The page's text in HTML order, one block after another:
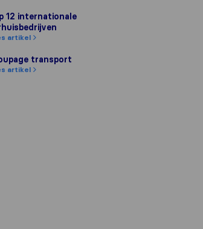
verhuisbedrijven
12 internationale
artikel
transport
artikel